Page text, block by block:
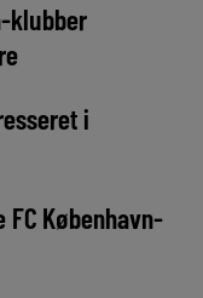
klubber
i
København-